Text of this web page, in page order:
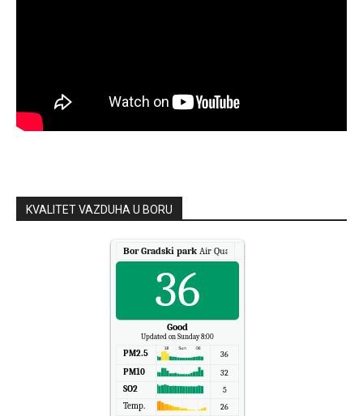
KVALITET VAZDUHA U BORU
Bor Gradski park Air Quality.
36
Good
Updated on Sunday 8:00
PM2.5 36
PM10 32
SO2 5
Temp. 26